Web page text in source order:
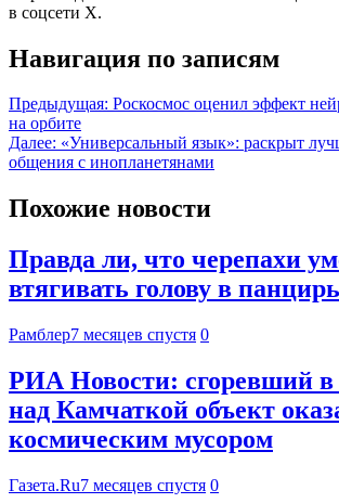
в соцсети X.
Навигация по записям
Предыдущая: Роскосмос оценил эффект
на орбите
Далее: «Универсальный язык»: раскрыт
общения с инопланетянами
Похожие новости
Правда ли, что черепахи
втягивать голову в
Рамблер7 месяцев спустя 0
РИА Новости: сгоревший в
над Камчаткой объект
космическим мусором
Газета.Ru7 месяцев спустя 0